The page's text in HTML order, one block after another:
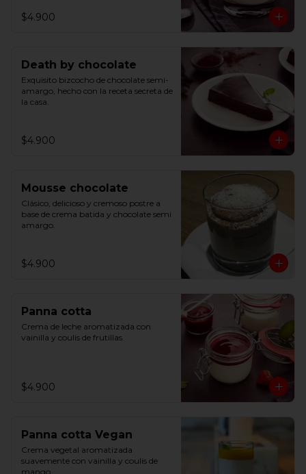
$4.900
Death by chocolate
Exquisito bizcocho de chocolate semi-
amargo, hecho con la receta secreta de
la casa.
$4.900
Mousse chocolate
Clásico, delicioso y cremoso postre a
base de crema batida y chocolate semi
amargo.
$4.900
Panna cotta
Crema de leche aromatizada con
vainilla y coulis de frutillas.
$4.900
Panna cotta Vegan
Crema vegetal aromatizada
suavemente con vainilla y coulis de
mango.